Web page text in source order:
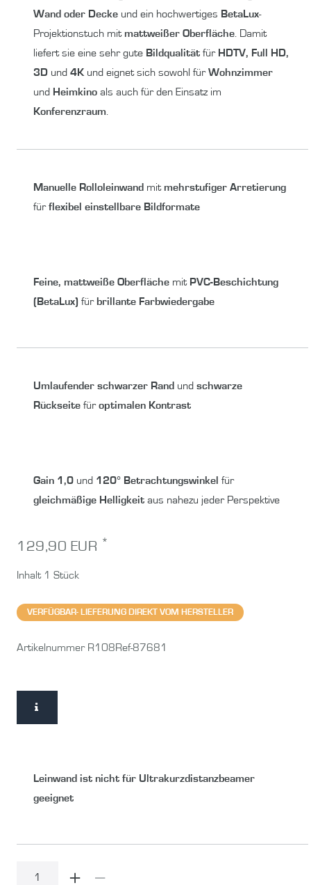
Wand oder Decke und ein hochwertiges BetaLux-
Projektionstuch mit mattweißer Oberfläche . Damit
liefert sie eine sehr gute Bildqualität für HDTV, Full HD,
3D und 4K und eignet sich sowohl fürWohnzimmer
und Heimkino als auch für den Einsatz im
Konferenzraum
Manuelle Rolloleinwand mit mehrstufiger Arretierung
fürflexibel einstellbare Bildformate
Feine, mattweiße Oberfläche mit PVC-Beschichtung
(BetaLux) für brillante Farbwiedergabe
Umlaufender schwarzer Rand und schwarze
Rückseite füroptimalen Kontrast
Gain 1,0 und 120° Betrachtungswinkel für
gleichmäßige Helligkeit aus nahezu jeder Perspektive
129,90 EUR *
Inhalt 1 Stück
VERFÜGBAR- LIEFERUNG DIREKT VOM HERSTELLER
Artikelnummer R108Ref-87681
Leinwand ist nicht für Ultrakurzdistanzbeamer
geeignet